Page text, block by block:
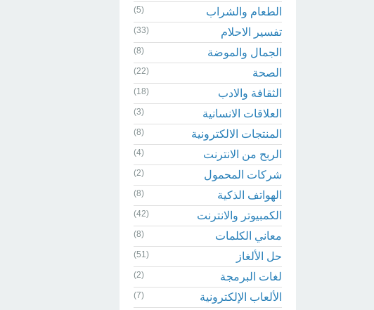
الطعام والشراب (5)
تفسير الاحلام (33)
الجمال والموضة (8)
الصحة (22)
الثقافة والادب (18)
العلاقات الانسانية (3)
المنتجات الالكترونية (8)
الربح من الانترنت (4)
شركات المحمول (2)
الهواتف الذكية (8)
الكمبيوتر والانترنت (42)
معاني الكلمات (8)
حل الألغاز (51)
لغات البرمجة (2)
الألعاب الإلكترونية (7)